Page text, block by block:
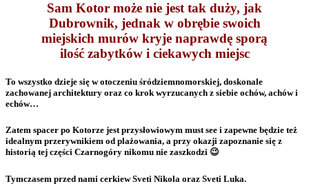
Sam Kotor może nie jest tak duży, jak
Dubrownik, jednak w obrębie swoich
miejskich murów kryje naprawdę sporą
ilość zabytków i ciekawych miejsc
To wszystko dzieje się w otoczeniu śródziemnomorskiej, doskonale
zachowanej architektury oraz co krok wyrzucanych z siebie ochów, achów i
echów…
Zatem spacer po Kotorze jest przysłowiowym must see i zapewne będzie też
idealnym przerywnikiem od plażowania, a przy okazji zapoznanie się z
historią tej części Czarnogóry nikomu nie zaszkodzi 😉
Tymczasem przed nami cerkiew Sveti Nikola oraz Sveti Luka.